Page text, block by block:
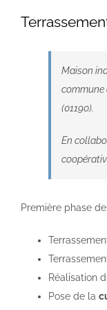
Maison
commune
(01190).
En
Première phase
Réalisation
Pose de la